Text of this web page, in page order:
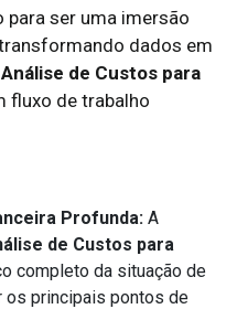
para ser uma imersão
dados em
Análise de Custos para
fluxo de trabalho
Profunda: A
de Custos para
completo da situação de
os principais pontos de